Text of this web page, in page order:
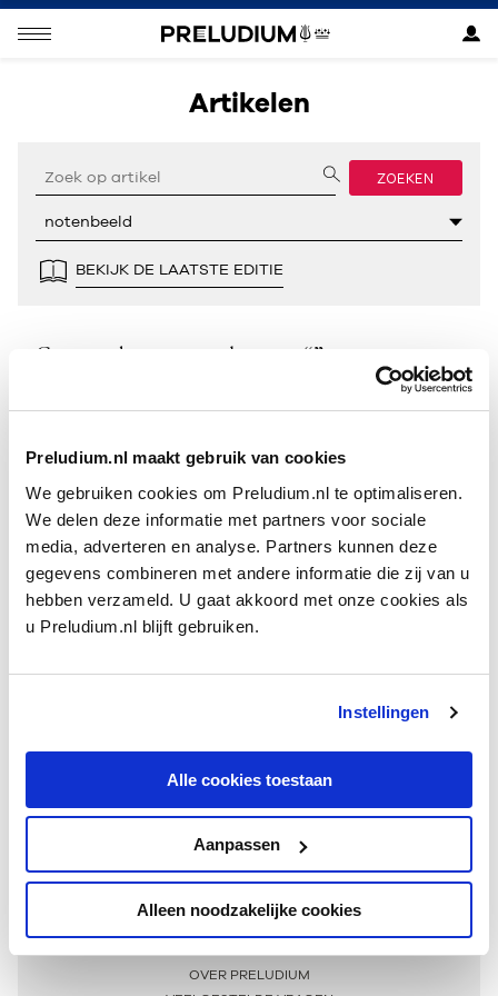
Preludium.nl maakt gebruik van cookies
We gebruiken cookies om Preludium.nl te optimaliseren.
We delen deze informatie met partners voor sociale
media, adverteren en analyse. Partners kunnen deze
gegevens combineren met andere informatie die zij van u
hebben verzameld. U gaat akkoord met onze cookies als
u Preludium.nl blijft gebruiken.
Instellingen
Alle cookies toestaan
Aanpassen
Alleen noodzakelijke cookies
Artikelen
ZOEKEN
BEKIJK DE LAATSTE EDITIE
Geen resultaten gevonden voor “”.
Meer informatie
OVER PRELUDIUM